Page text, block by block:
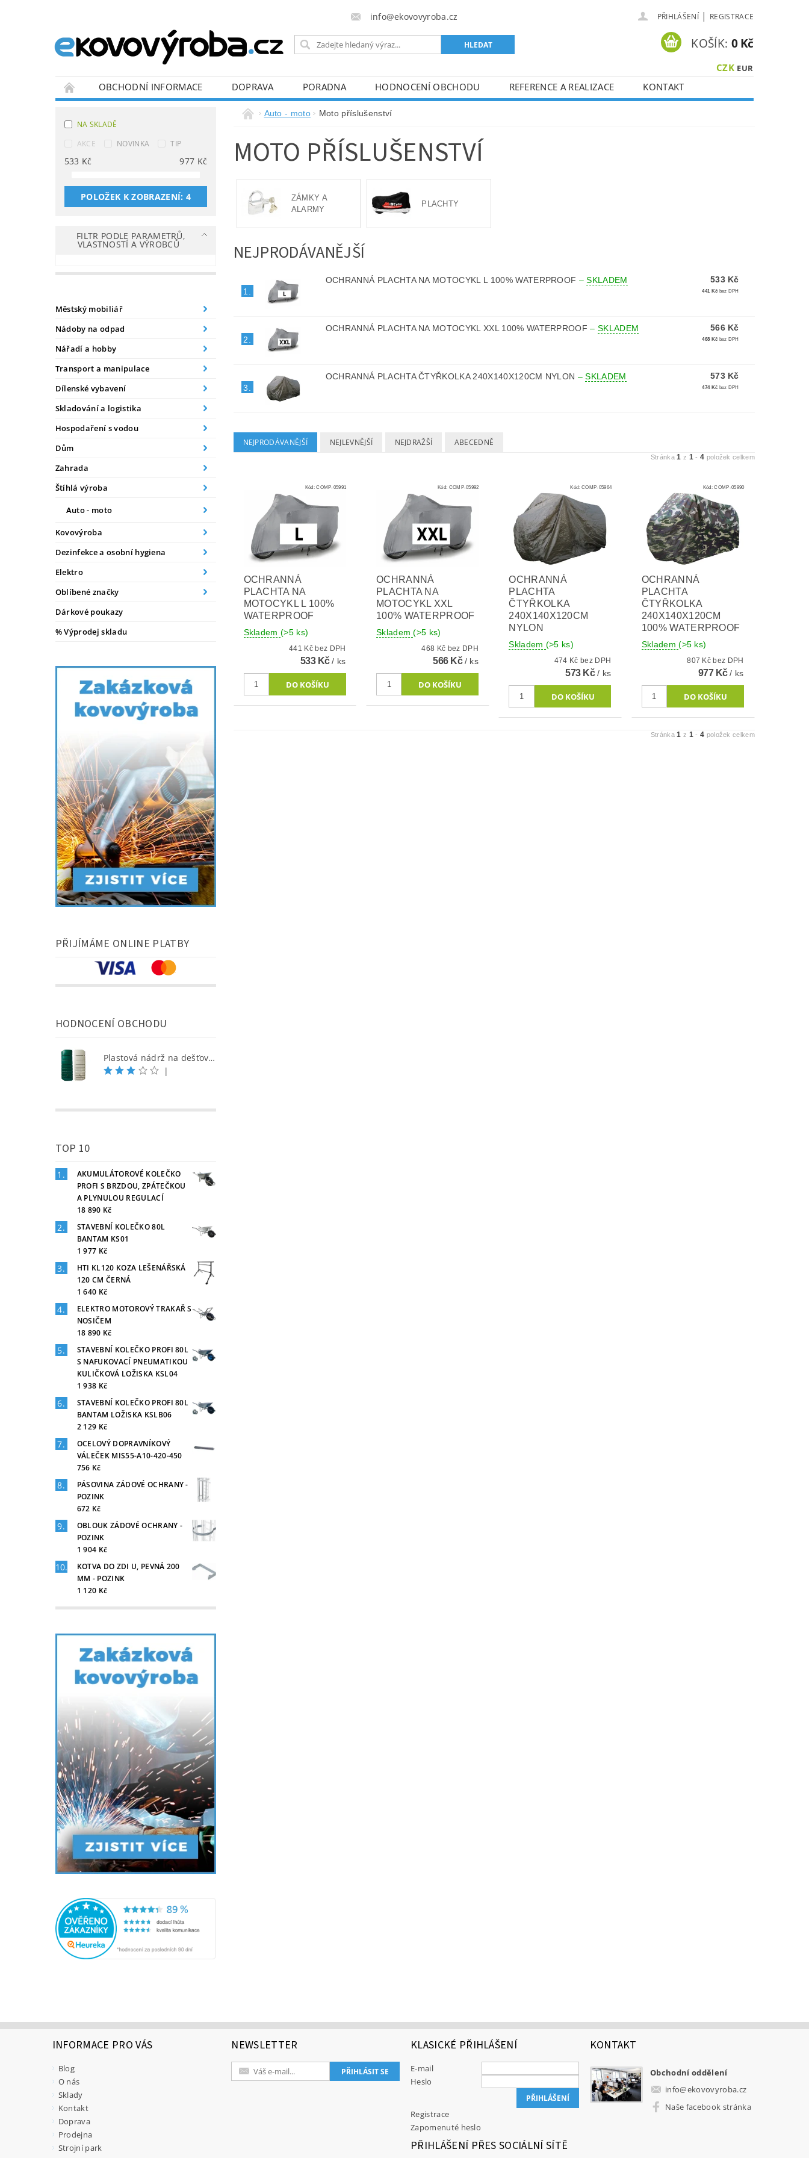
info@ekovovyroba.cz PŘIHLÁŠENÍ | REGISTRACE
CZK EUR
KOŠÍK: 0 Kč
OBCHODNÍ INFORMACE DOPRAVA PORADNA HODNOCENÍ OBCHODU REFERENCE A REALIZACE
KONTAKT
NA SKLADĚ
AKCE
NOVINKA TIP
533 Kč 977 Kč
POLOŽEK K ZOBRAZENÍ: 4
FILTR PODLE PARAMETRŮ,
VLASTNOSTÍ A VÝROBCŮ
Městský mobiliář
Nádoby na odpad
Nářadí a hobby
Transport a manipulace
Dílenské vybavení
Skladování a logistika
Hospodaření s vodou
Dům
Zahrada
Štíhlá výroba
Auto - moto
Kovovýroba
Dezinfekce a osobní hygiena
Elektro
Oblíbené značky
Dárkové poukazy
% Výprodej skladu
PŘIJÍMÁME ONLINE PLATBY
HODNOCENÍ OBCHODU
Plastová nádrž na dešťovou vodu SEINE 650 l, písková
|
TOP 10
AKUMULÁTOROVÉ KOLEČKO
PROFI S BRZDOU, ZPÁTEČKOU
A PLYNULOU REGULACÍ
18 890 Kč
STAVEBNÍ KOLEČKO 80L
BANTAM KS01
1 977 Kč
HTI KL120 KOZA LEŠENÁŘSKÁ
120 CM ČERNÁ
1 640 Kč
ELEKTRO MOTOROVÝ TRAKAŘ S
NOSIČEM
18 890 Kč
STAVEBNÍ KOLEČKO PROFI 80L
S NAFUKOVACÍ PNEUMATIKOU
KULIČKOVÁ LOŽISKA KSL04
1 938 Kč
STAVEBNÍ KOLEČKO PROFI 80L
BANTAM LOŽISKA KSLB06
2 129 Kč
OCELOVÝ DOPRAVNÍKOVÝ
VÁLEČEK MIS55-A10-420-450
756 Kč
PÁSOVINA ZÁDOVÉ OCHRANY -
POZINK
672 Kč
OBLOUK ZÁDOVÉ OCHRANY -
POZINK
1 904 Kč
KOTVA DO ZDI U, PEVNÁ 200
MM - POZINK
1 120 Kč
Auto - moto Moto příslušenství
MOTO PŘÍSLUŠENSTVÍ
ZÁMKY A
ALARMY
PLACHTY
NEJPRODÁVANĚJŠÍ
1.
OCHRANNÁ PLACHTA NA MOTOCYKL L 100% WATERPROOF –SKLADEM 533 Kč
441 Kč bez DPH
2.
OCHRANNÁ PLACHTA NA MOTOCYKL XXL 100% WATERPROOF–SKLADEM 566 Kč
468 Kč bez DPH
3.
OCHRANNÁ PLACHTA ČTYŘKOLKA 240X140X120CM NYLON –SKLADEM 573 Kč
474 Kč bez DPH
NEJPRODÁVANĚJŠÍ NEJLEVNĚJŠÍ NEJDRAŽŠÍ ABECEDNĚ
Stránka1 z 1 - 4 položek celkem
Kód:COMP-05991
OCHRANNÁ
PLACHTA NA
MOTOCYKL L 100%
WATERPROOF
Skladem(>5 ks)
441 Kč bez DPH
533 Kč/ ks
Kód: COMP-05992
OCHRANNÁ
PLACHTA NA
MOTOCYKL XXL
100% WATERPROOF
Skladem(>5 ks)
468 Kč bez DPH
566 Kč/ ks
Kód: COMP-05964
OCHRANNÁ
PLACHTA
ČTYŘKOLKA
240X140X120CM
NYLON
Skladem (>5 ks)
474 Kč bez DPH
573 Kč/ ks
Kód:COMP-05990
OCHRANNÁ
PLACHTA
ČTYŘKOLKA
240X140X120CM
100% WATERPROOF
Skladem(>5 ks)
807 Kč bez DPH
977 Kč/ ks
Stránka1 z 1 - 4 položek celkem
INFORMACE PRO VÁS
Blog
O nás
Sklady
Kontakt
Doprava
Prodejna
Strojní park
NEWSLETTER KLASICKÉ PŘIHLÁŠENÍ
E-mail
Heslo
Registrace
Zapomenuté heslo
PŘIHLÁŠENÍ PŘES SOCIÁLNÍ SÍTĚ
KONTAKT
Obchodní oddělení
info@ekovovyroba.cz
Naše facebook stránka